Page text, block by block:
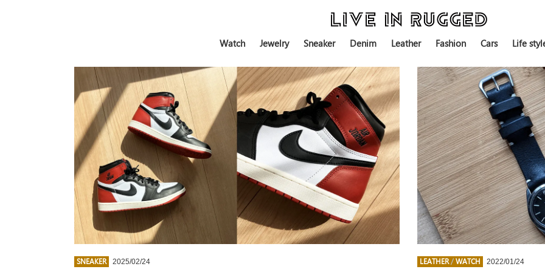
Watch Jewelry Sneaker Denim Leather Fashion Cars Life
SNEAKER 2025/02/24 LEATHER /WATCH 2022/01/24